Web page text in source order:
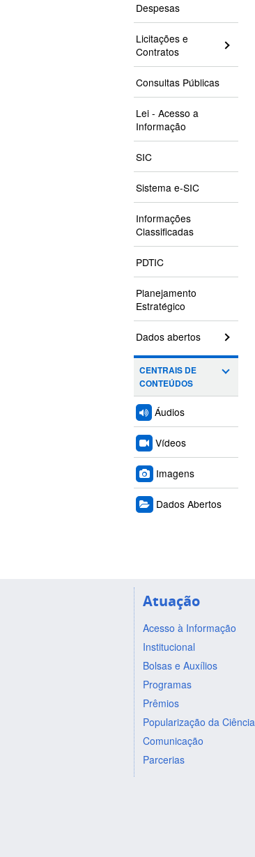
Despesas
Licitações e
Contratos
Consultas Públicas
Lei - Acesso a
Informação
SIC
Sistema e-SIC
Informações
Classificadas
PDTIC
Planejamento
Estratégico
Dados abertos
CENTRAIS DE
CONTEÚDOS
Áudios
Vídeos
Imagens
Dados Abertos
Atuação
Acesso à Informação
Institucional
Bolsas e Auxílios
Programas
Prêmios
Popularização da Ciência
Comunicação
Parcerias